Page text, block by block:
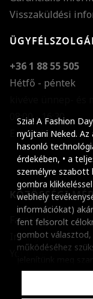
Szia! A Fashion
nyújtani Neked.
hasonló
érdekében, • a
személyre szabott
gombra
webhely
információkat)
fent felsorolt
gombot választod,
működéséhez
beállításaidat
kezelése""
Visszaküldési
+36 1 88 55 505
Hétfő - péntek
08:00 - 16:30
E-mail küldése
KÖZÖSSÉGI
Facebook
Instagram
Youtube